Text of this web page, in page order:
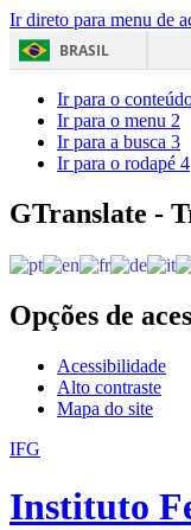
Ir direto para menu de
BRASIL
Ir para o
Ir para o menu 2
Ir para a busca 3
Ir para o rodapé 4
GTranslate -
Opções de
Acessibilidade
Alto contraste
Mapa do site
IFG
Instituto